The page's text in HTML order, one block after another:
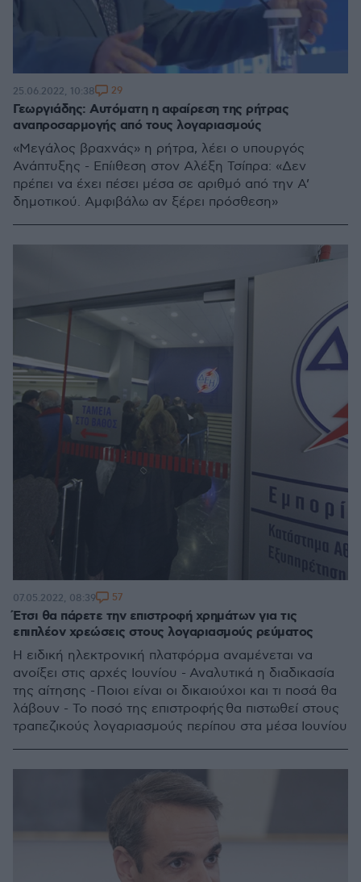
Γεωργιάδης: Αυτόματη η αφαίρεση της ρήτρας
αναπροσαρμογής από τους λογαριασμούς
«Μεγάλος βραχνάς» η ρήτρα, λέει ο υπουργός
Ανάπτυξης - Επίιθεση στον Αλέξη Τσίπρα: «Δεν
πρέπει να έχει πέσει μέσα σε αριθμό από την Α’
δημοτικού. Αμφιβάλω αν ξέρει πρόσθεση»
25.06.2022, 10:38 29
Έτσι θα πάρετε την επιστροφή χρημάτων για τις
επιπλέον χρεώσεις στους λογαριασμούς ρεύματος
Η ειδική ηλεκτρονική πλατφόρμα αναμένεται να
ανοίξει στις αρχές Ιουνίου - Αναλυτικά η διαδικασία
της αίτησης - Ποιοι είναι οι δικαιούχοι και τι ποσά θα
λάβουν - Το ποσό της επιστροφής θα πιστωθεί στους
τραπεζικούς λογαριασμούς περίπου στα μέσα Ιουνίου
07.05.2022, 08:39 57